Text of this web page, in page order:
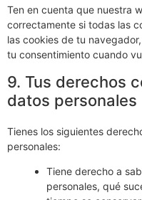
Ten en cuenta que nuestra
correctamente si todas las
las cookies de tu
tu consentimiento cuando
9. Tus derechos
datos personales
Tienes los siguientes
personales:
Tiene derecho a
personales, qué